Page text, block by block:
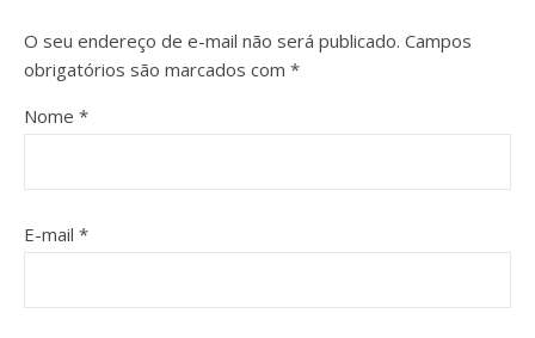
O seu endereço de e-mail não será publicado. Campos
obrigatórios são marcados com *
Nome *
E-mail *